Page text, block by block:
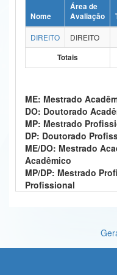
Ministério da Ciência, Tecnologia,
Ministério do Meio Ambiente
Controladoria-Geral da União
Ministério da Mulher, da Família e
Secretaria-Geral
Secretaria de Governo
Nome
Área de
Avaliação
DIREITO
DIREITO
Totais
ME: Mestrado
DO: Doutorado
MP: Mestrado
DP: Doutorado
ME/DO: Mestrado
Acadêmico
MP/DP: Mestrado
Profissional